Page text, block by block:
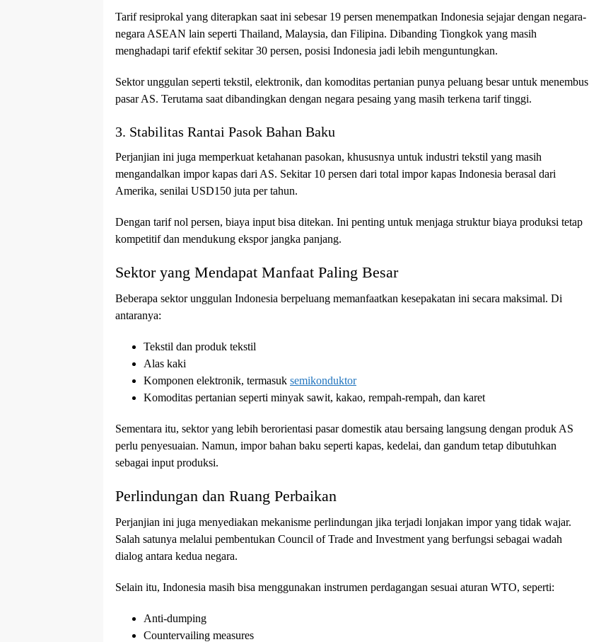
Tarif resiprokal yang diterapkan saat ini sebesar 19 persen menempatkan Indonesia sejajar dengan negara-
negara ASEAN lain seperti Thailand, Malaysia, dan Filipina. Dibanding Tiongkok yang masih
menghadapi tarif efektif sekitar 30 persen, posisi Indonesia jadi lebih menguntungkan.
Sektor unggulan seperti tekstil, elektronik, dan komoditas pertanian punya peluang besar untuk menembus
pasar AS. Terutama saat dibandingkan dengan negara pesaing yang masih terkena tarif tinggi.
3. Stabilitas Rantai Pasok Bahan Baku
Perjanjian ini juga memperkuat ketahanan pasokan, khususnya untuk industri tekstil yang masih
mengandalkan impor kapas dari AS. Sekitar 10 persen dari total impor kapas Indonesia berasal dari
Amerika, senilai USD150 juta per tahun.
Dengan tarif nol persen, biaya input bisa ditekan. Ini penting untuk menjaga struktur biaya produksi tetap
kompetitif dan mendukung ekspor jangka panjang.
Sektor yang Mendapat Manfaat Paling Besar
Beberapa sektor unggulan Indonesia berpeluang memanfaatkan kesepakatan ini secara maksimal. Di
antaranya:
Tekstil dan produk tekstil
Alas kaki
Komponen elektronik, termasuk semikonduktor
Komoditas pertanian seperti minyak sawit, kakao, rempah-rempah, dan karet
Sementara itu, sektor yang lebih berorientasi pasar domestik atau bersaing langsung dengan produk AS
perlu penyesuaian. Namun, impor bahan baku seperti kapas, kedelai, dan gandum tetap dibutuhkan
sebagai input produksi.
Perlindungan dan Ruang Perbaikan
Perjanjian ini juga menyediakan mekanisme perlindungan jika terjadi lonjakan impor yang tidak wajar.
Salah satunya melalui pembentukan Council of Trade and Investment yang berfungsi sebagai wadah
dialog antara kedua negara.
Selain itu, Indonesia masih bisa menggunakan instrumen perdagangan sesuai aturan WTO, seperti:
Anti-dumping
Countervailing measures